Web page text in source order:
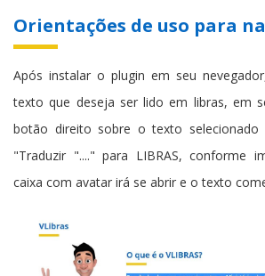
Orientações de uso para
Após instalar o plugin em seu
texto que deseja ser lido em libras, em
botão direito sobre o texto selecionado
"Traduzir "...." para LIBRAS, conforme
caixa com avatar irá se abrir e o texto